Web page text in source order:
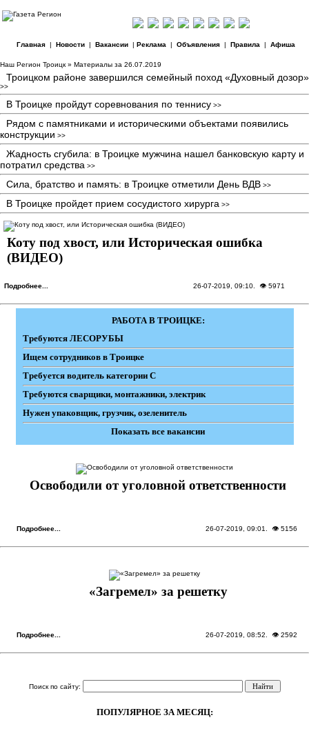
Главная| Новости| Вакансии| Реклама | Объявления| Правила | Афиша
Наш Регион Троицк » Материалы за 26.07.2019
Троицком районе завершился семейный поход «Духовный дозор»
>>
В Троицке пройдут соревнования по теннису >>
Рядом с памятниками и историческими объектами появились
конструкции >>
Жадность сгубила: в Троицке мужчина нашел банковскую карту и
потратил средства >>
Сила, братство и память: в Троицке отметили День ВДВ >>
В Троицке пройдет прием сосудистого хирурга >>
Коту под хвост, или Историческая ошибка
(ВИДЕО)
Подробнее... 26-07-2019, 09:10 . 👁 5971
РАБОТА В ТРОИЦКЕ:
Требуются ЛЕСОРУБЫ
Ищем сотрудников в Троицке
Требуется водитель категории С
Требуются сварщики, монтажники, электрик
Нужен упаковщик, грузчик, озеленитель
Показать все вакансии
Освободили от уголовной ответственности
Подробнее... 26-07-2019, 09:01 . 👁 5156
«Загремел» за решетку
Подробнее... 26-07-2019, 08:52 . 👁 2592
Поиск по сайту:
ПОПУЛЯРНОЕ ЗА МЕСЯЦ: